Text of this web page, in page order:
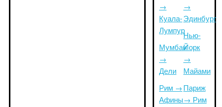
→
Куала-
Лумпур
Мумбаи
→
Дели
Рим →
Афины
→
Эдинбург
Нью-
Йорк
→
Майами
Париж
→ Рим